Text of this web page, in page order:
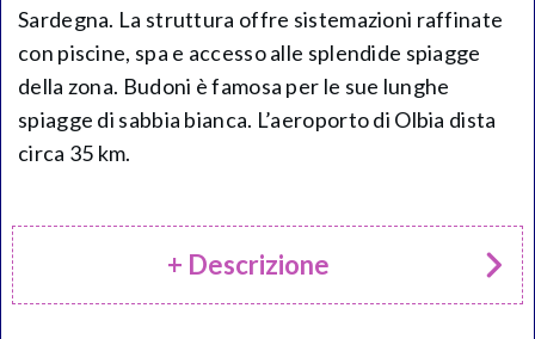
Sardegna. La struttura offre sistemazioni raffinate
con piscine, spa e accesso alle splendide spiagge
della zona. Budoni è famosa per le sue lunghe
spiagge di sabbia bianca. L’aeroporto di Olbia dista
circa 35 km.
+ Descrizione